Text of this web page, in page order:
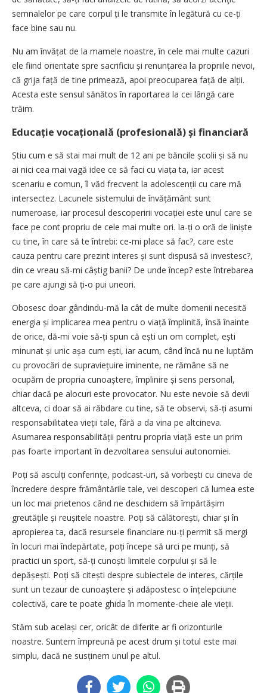
semnalelor pe care corpul ți le transmite în legătură cu ce-ți
face bine sau nu.
Nu am învățat de la mamele noastre, în cele mai multe cazuri
ele fiind orientate spre sacrificiu și renunțarea la propriile nevoi,
că grija față de tine primează, apoi preocuparea față de alții.
Acesta este sensul sănătos în raportarea la cei lângă care
trăim.
Educație vocațională (profesională) și financiară
Știu cum e să stai mai mult de 12 ani pe băncile școlii și să nu
ai nici cea mai vagă idee ce să faci cu viața ta, iar acest
scenariu e comun, îl văd frecvent la adolescenții cu care mă
intersectez. Lacunele sistemului de învățământ sunt
numeroase, iar procesul descoperirii vocației este unul care se
face pe cont propriu de cele mai multe ori. Ia-ți o oră de liniște
cu tine, în care să te întrebi: ce-mi place să fac?, care este
cauza pentru care prezint interes și sunt dispusă să investesc?,
din ce vreau să-mi câștig banii? De unde încep? este întrebarea
pe care ajungi să ți-o pui uneori.
Obosesc doar gândindu-mă la cât de multe domenii necesită
energia și implicarea mea pentru o viață împlinită, însă înainte
de orice, dă-mi voie să-ți spun că ești un om complet, ești
minunat și unic așa cum ești, iar acum, când încă nu ne luptăm
cu provocări de supraviețuire iminente, ne rămâne să ne
ocupăm de propria cunoaștere, împlinire și sens personal,
chiar dacă pe alocuri este provocator. Nu este nevoie să devii
altceva, ci doar să ai răbdare cu tine, să te observi, să-ți asumi
responsabilitatea vieții tale, fără a da vina pe altcineva.
Asumarea responsa­bilității pentru propria viață este un prim
pas foarte important în dezvoltarea sensului autonomiei.
Poți să asculți conferințe, podcast-uri, să vorbești cu cineva de
încredere despre frământările tale, vei descoperi că lumea este
un loc mai prietenos când ne deschidem să împărtășim
greutățile și reușitele noastre. Poți să călătorești, chiar și în
apropierea ta, dacă resursele financiare nu-ți permit să mergi
în locuri mai îndepărtate, poți începe să urci pe munți, să
practici un sport, să-ți cunoști limitele corpului și să le
depășești. Poți să citești despre subiectele de interes, cărțile
sunt un tezaur de cunoaștere și adăpostesc o înțelepciune
colectivă, care te poate ghida în momente-cheie ale vieții.
Stăm sub același cer, oricât de diferite ar fi orizonturile
noastre. Suntem împreună pe acest drum și totul este mai
simplu, dacă ne susținem unul pe altul.